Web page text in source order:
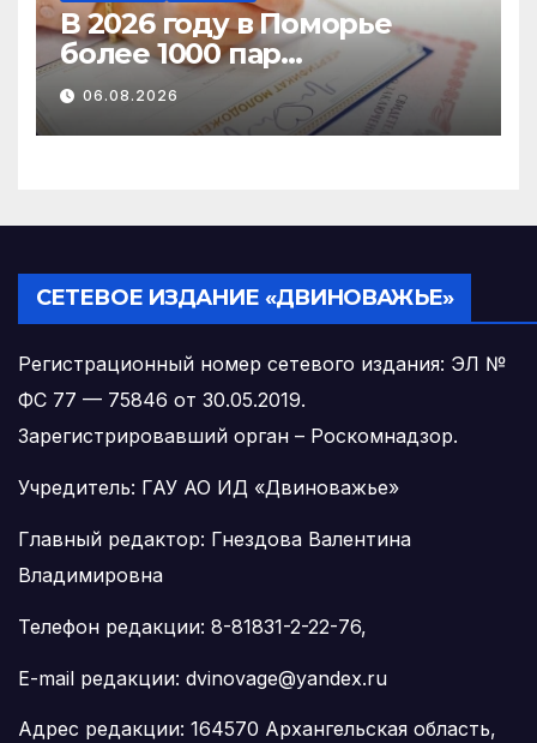
В 2026 году в Поморье
более 1000 пар
новобрачных получили
«Сертификат
молодоженов»
06.08.2026
СЕТЕВОЕ ИЗДАНИЕ «ДВИНОВАЖЬЕ»
Регистрационный номер сетевого издания: ЭЛ №
ФС 77 — 75846 от 30.05.2019.
Зарегистрировавший орган – Роскомнадзор.
Учредитель: ГАУ АО ИД «Двиноважье»
Главный редактор: Гнездова Валентина
Владимировна
Телефон редакции: 8-81831-2-22-76,
E-mail редакции: dvinovage@yandex.ru
Адрес редакции: 164570 Архангельская область,